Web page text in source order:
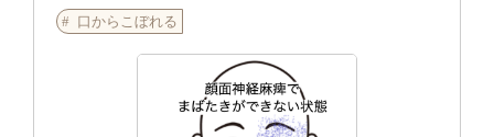
口からこぼれる